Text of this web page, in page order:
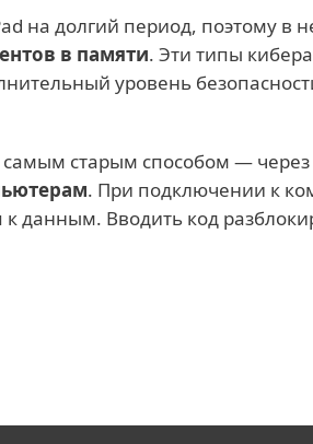
на долгий период, поэтому в
в памяти. Эти типы
уровень
самым старым способом —
. При подключении к
к данным. Вводить код